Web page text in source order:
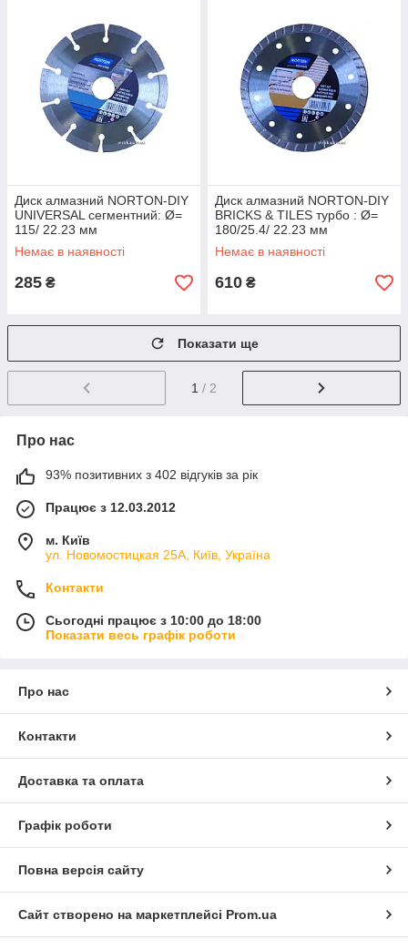
Диск алмазний NORTON-DIY
UNIVERSAL сегментний: Ø=
115/ 22.23 мм
Немає в наявності
285 ₴
Диск алмазний NORTON-DIY
BRICKS & TILES турбо : Ø=
180/25.4/ 22.23 мм
Немає в наявності
610 ₴
Показати ще
1 / 2
Про нас
93% позитивних з 402 відгуків за рік
Працює з 12.03.2012
м. Київ
ул. Новомостицкая 25А, Київ, Україна
Контакти
Сьогодні працює з 10:00 до 18:00
Показати весь графік роботи
Про нас
Контакти
Доставка та оплата
Графік роботи
Повна версія сайту
Сайт створено на маркетплейсі Prom.ua